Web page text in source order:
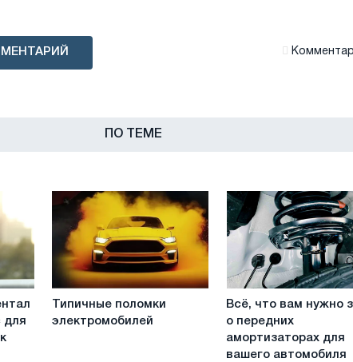
ПО ТЕМЕ
для
Типичные
электромобилей
Типичные поломки
электромобилей
Всё,
нужно
Всё, что вам нужно
о передних
амортизаторах для
вашего автомобиля